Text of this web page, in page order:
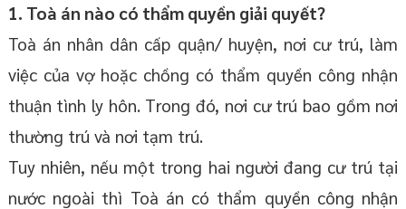
1. Toà án nào có thẩm quyền giải quyết?
Toà án nhân dân cấp quận/ huyện, nơi cư trú, làm
việc của vợ hoặc chồng có thẩm quyền công nhận
thuận tình ly hôn. Trong đó, nơi cư trú bao gồm nơi
thường trú và nơi tạm trú.
Tuy nhiên, nếu một trong hai người đang cư trú tại
nước ngoài thì Toà án có thẩm quyền công nhận